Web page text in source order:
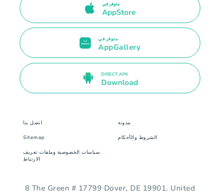
متوفر في
AppStore
متوفر في
AppGallery
DIRECT APK
Download
اتصل بنا مدونة
Sitemap الشروط والأحكام
سياسات الخصوصية وملفات تعريف
الارتباط
8 The Green # 17799 Dover, DE 19901. United